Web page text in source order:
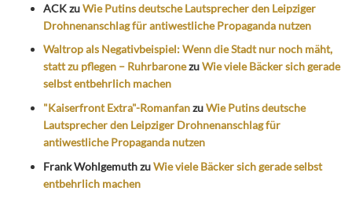
ACKzuWie Putins deutsche Lautsprecher den Leipziger
Drohnenanschlag für antiwestliche Propaganda nutzen
Waltrop als Negativbeispiel: Wenn die Stadt nur noch mäht,
statt zu pflegen – RuhrbaronezuWie viele Bäcker sich gerade
selbst entbehrlich machen
"Kaiserfront Extra"-RomanfanzuWie Putins deutsche
Lautsprecher den Leipziger Drohnenanschlag für
antiwestliche Propaganda nutzen
Frank WohlgemuthzuWie viele Bäcker sich gerade selbst
entbehrlich machen